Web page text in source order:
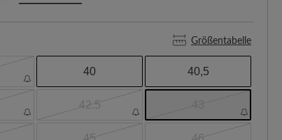
Größentabelle
40 40,5
42.5